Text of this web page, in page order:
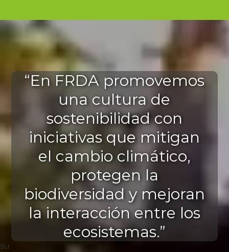
“En FRDA promovemos
una cultura de
sostenibilidad con
iniciativas que mitigan
el cambio climático,
protegen la
biodiversidad y mejoran
la interacción entre los
ecosistemas.”
su